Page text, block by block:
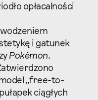
opłacalności
i gatunek
Pokémon.
„free-to-
ciągłych